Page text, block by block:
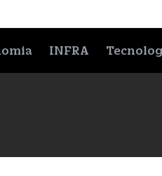
INFRA